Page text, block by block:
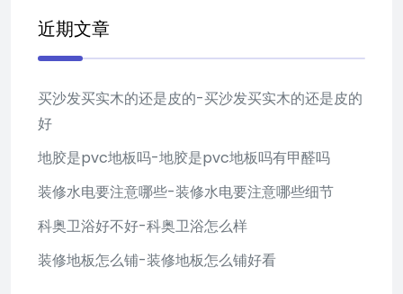
近期文章
买沙发买实木的还是皮的-买沙发买实木的还是皮的
好
地胶是pvc地板吗-地胶是pvc地板吗有甲醛吗
装修水电要注意哪些-装修水电要注意哪些细节
科奥卫浴好不好-科奥卫浴怎么样
装修地板怎么铺-装修地板怎么铺好看